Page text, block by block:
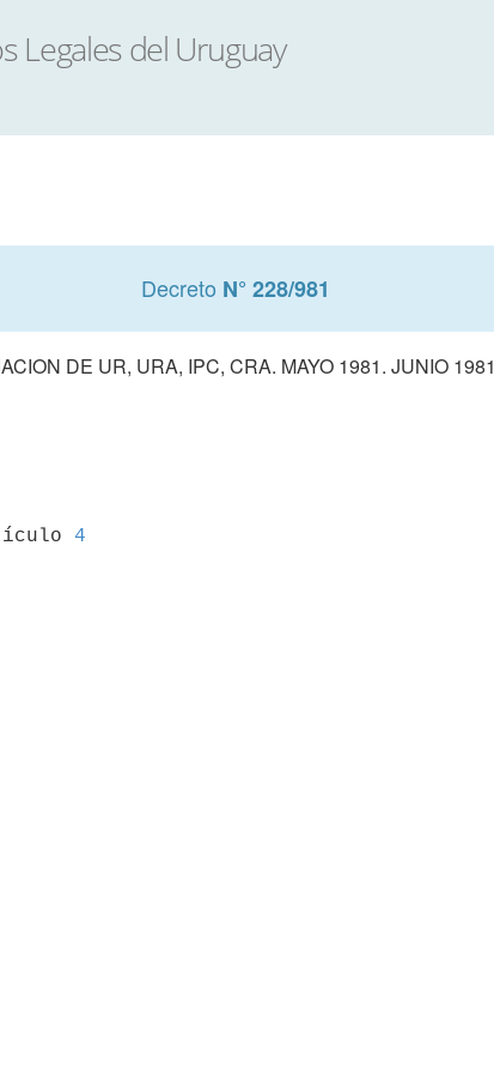
Decreto N° 228/981
DE UR, URA, IPC, CRA. MAYO 1981. JUNIO 1981
4